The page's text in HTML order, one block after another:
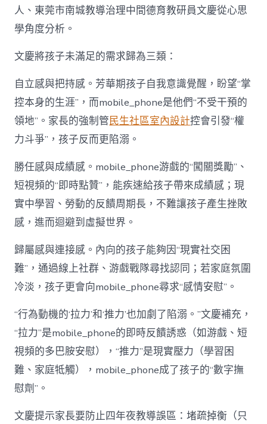
人、東莞市南城教導治理中間德育教研員文慶從心思
學角度分析。
文慶將孩子未滿足的需求歸為三類：
自立感與把持感。芳華期孩子自我意識覺醒，盼望“掌
控本身的生涯”，而mobile_phone是他們“不受干預的
領地”。家長的強制管民生社區室內設計控會引發“權
力斗爭”，孩子反而更陷溺。
勝任感與成績感。mobile_phone游戲的“闖關獎勵”、
短視頻的“即時點贊”，能疾速給孩子帶來成績感；現
實中學習、勞動的反饋周期長，不難讓孩子產生挫敗
感，進而迴避到虛擬世界。
歸屬感與連接感。內向的孩子能夠因“現實社交困
難”，通過線上社群、游戲戰隊尋找認同；若家庭氛圍
冷淡，孩子更會向mobile_phone尋求“感情安慰”。
“行為動機的‘拉力’和‘推力’也加劇了陷溺。”文慶補充，
“拉力”是mobile_phone的即時反饋誘惑（如游戲、短
視頻的多巴胺安慰），“推力”是現實壓力（學習困
難、家庭牴觸），mobile_phone成了孩子的“數字撫
慰劑”。
文慶提示家長要防止四年夜教導誤區：堵疏掉衡（只